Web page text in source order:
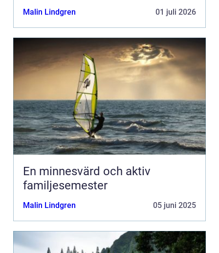
Malin Lindgren 01 juli 2026
En minnesvärd och aktiv
familjesemester
Malin Lindgren 05 juni 2025